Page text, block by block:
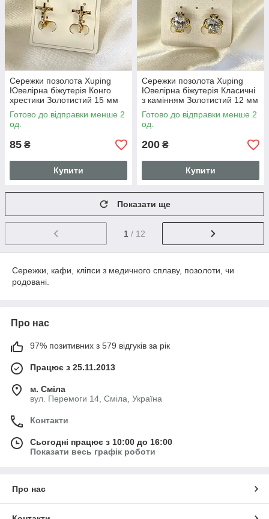
Сережки позолота Xuping
Ювелірна біжутерія Конго
хрестики Золотистий 15 мм
S15221
Готово до відправки менше 2
од.
85 ₴
Купити
Сережки позолота Xuping
Ювелірна біжутерія Класичні
з камінням Золотистий 12 мм
S15220
Готово до відправки менше 2
од.
200 ₴
Купити
Показати ще
1 / 12
Сережки, кафи, кліпси з медичного сплаву, позолоти, чи
родовані.
Про нас
97% позитивних з 579 відгуків за рік
Працює з 25.11.2013
м. Сміла
вул. Перемоги 14, Сміла, Україна
Контакти
Сьогодні працює з 10:00 до 16:00
Показати весь графік роботи
Про нас